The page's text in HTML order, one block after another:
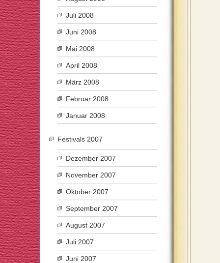
Juli 2008
Juni 2008
Mai 2008
April 2008
März 2008
Februar 2008
Januar 2008
Festivals 2007
Dezember 2007
November 2007
Oktober 2007
September 2007
August 2007
Juli 2007
Juni 2007